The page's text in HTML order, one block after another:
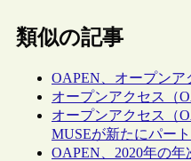
類似の記事
OAPEN、オープンア
オープンアクセス（
オープンアクセス（
MUSEが新たにパー
OAPEN、2020年の年